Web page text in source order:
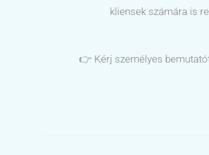
kliensek számára is
👉 Kérj személyes